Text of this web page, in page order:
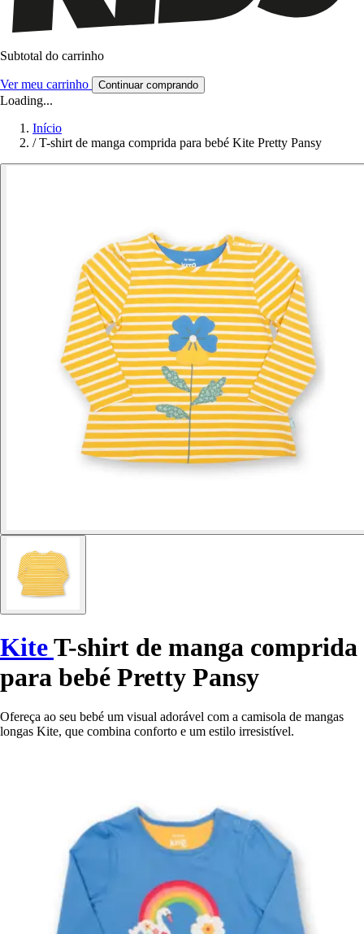
Subtotal do carrinho
Ver meu carrinho Continuar comprando
Loading...
Início
/ T-shirt de manga comprida para bebé Kite Pretty Pansy
KiteT-shirt de manga comprida
para bebé Pretty Pansy
Ofereça ao seu bebé um visual adorável com a camisola de mangas
longas Kite, que combina conforto e um estilo irresistível.